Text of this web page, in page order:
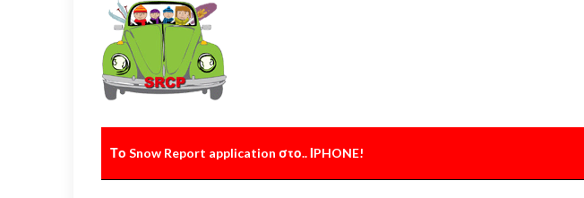
Το Snow Report application στο.. ΙPHONE!